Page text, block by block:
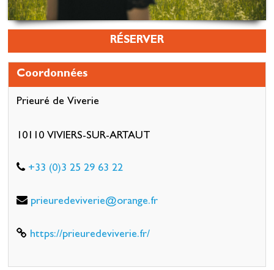
RÉSERVER
Coordonnées
Prieuré de Viverie
10110 VIVIERS-SUR-ARTAUT
+33 (0)3 25 29 63 22
prieuredeviverie@orange.fr
https://prieuredeviverie.fr/